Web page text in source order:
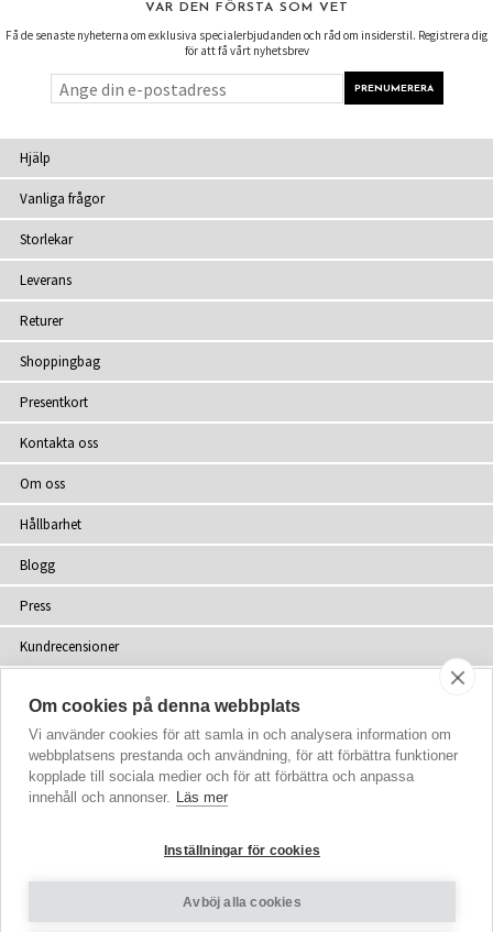
VAR DEN FÖRSTA SOM VET
Få de senaste nyheterna om exklusiva specialerbjudanden och råd om insiderstil. Registrera dig
för att få vårt nyhetsbrev
Hjälp
Vanliga frågor
Storlekar
Leverans
Returer
Shoppingbag
Presentkort
Kontakta oss
Om oss
Hållbarhet
Blogg
Press
Kundrecensioner
Webbplatskarta
© 2002-2026 Tiffany Rose Ltd. Alla rättigheter förbehålls
Cookie-inställningar
Om cookies på denna webbplats
Vi använder cookies för att samla in och analysera information om
webbplatsens prestanda och användning, för att förbättra funktioner
kopplade till sociala medier och för att förbättra och anpassa
innehåll och annonser. Läs mer
Inställningar för cookies
Avböj alla cookies